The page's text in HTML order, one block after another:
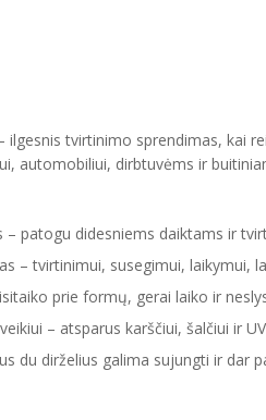
ilgesnis tvirtinimo sprendimas, kai
automobiliui, dirbtuvėms ir
– patogu didesniems daiktams ir
– tvirtinimui, susegimui, laikymui,
prie formų, gerai laiko ir
– atsparus karščiui, šalčiui ir
du dirželius galima sujungti ir dar